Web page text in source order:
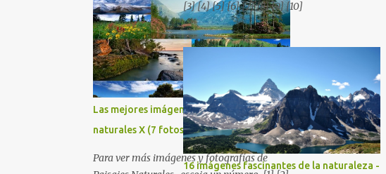
Las mejores imágenes de paisajes
naturales X (7 fotos)
Para ver más imágenes y fotografías de
[3] [4] [5] [6] [7] [8] [9] [10]
16 imágenes fascinantes de la naturaleza -